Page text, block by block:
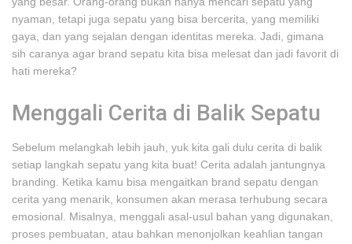
nyaman, tetapi juga sepatu yang bisa bercerita, yang memiliki
gaya, dan yang sejalan dengan identitas mereka. Jadi, gimana
sih caranya agar brand sepatu kita bisa melesat dan jadi favorit di
hati mereka?
Menggali Cerita di Balik Sepatu
Sebelum melangkah lebih jauh, yuk kita gali dulu cerita di balik
setiap langkah sepatu yang kita buat! Cerita adalah jantungnya
branding. Ketika kamu bisa mengaitkan brand sepatu dengan
cerita yang menarik, konsumen akan merasa terhubung secara
emosional. Misalnya, menggali asal-usul bahan yang digunakan,
proses pembuatan, atau bahkan menonjolkan keahlian tangan